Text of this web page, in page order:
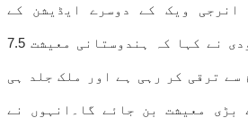
انرجی ویک کے دوسرے ایڈیشن کے
افتتاح کے موقع پر مودی نے کہا کہ ہندوستانی معیشت 7.5
سے ترقی کر رہی ہے اور ملک جلد ہی
بڑی معیشت بن جائے گا۔انہوں نے